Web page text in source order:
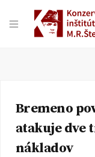
Bremeno
atakuje dve
nákladov